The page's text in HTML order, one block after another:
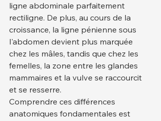
ligne abdominale parfaitement
rectiligne. De plus, au cours de la
croissance, la ligne pénienne sous
l'abdomen devient plus marquée
chez les mâles, tandis que chez les
femelles, la zone entre les glandes
mammaires et la vulve se raccourcit
et se resserre.
Comprendre ces différences
anatomiques fondamentales est